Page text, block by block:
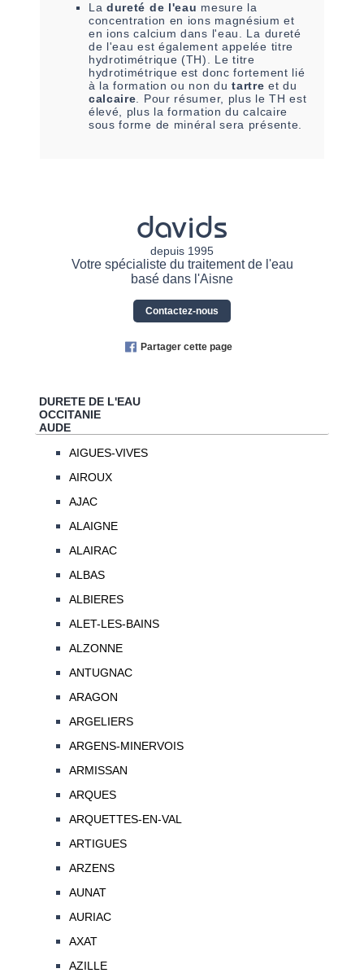
La dureté de l'eau mesure la
concentration en ions magnésium et
en ions calcium dans l'eau. La dureté
de l'eau est également appelée titre
hydrotimétrique (TH). Le titre
hydrotimétrique est donc fortement lié
à la formation ou non dutartre et du
calcaire . Pour résumer, plus le TH est
élevé, plus la formation du calcaire
sous forme de minéral sera présente.
davids
depuis 1995
Votre spécialiste du traitement de l'eau
basé dans l'Aisne
Contactez-nous
Partager cette page
DURETE DE L'EAU
OCCITANIE
AUDE
AIGUES-VIVES
AIROUX
AJAC
ALAIGNE
ALAIRAC
ALBAS
ALBIERES
ALET-LES-BAINS
ALZONNE
ANTUGNAC
ARAGON
ARGELIERS
ARGENS-MINERVOIS
ARMISSAN
ARQUES
ARQUETTES-EN-VAL
ARTIGUES
ARZENS
AUNAT
AURIAC
AXAT
AZILLE